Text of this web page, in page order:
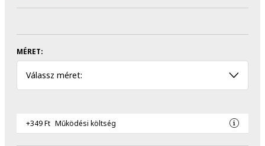
MÉRET:
Válassz méret:
+349 Ft Működési költség